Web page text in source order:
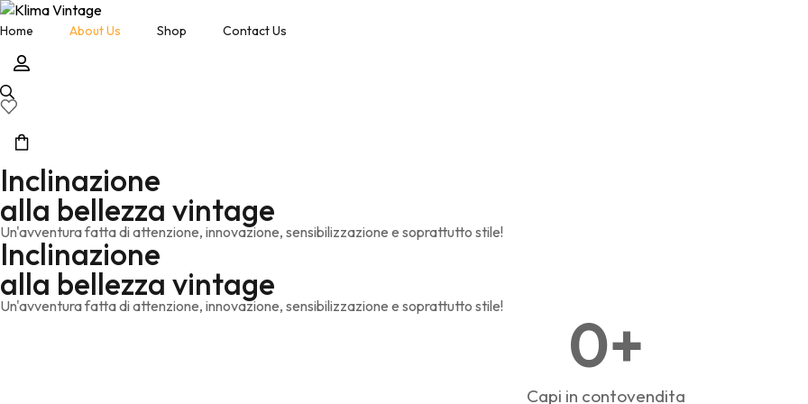
Home About Us Shop Contact Us
Inclinazione
alla bellezza vintage
Un'avventura fatta di attenzione, innovazione, sensibilizzazione e soprattutto stile!
Inclinazione
alla bellezza vintage
Un'avventura fatta di attenzione, innovazione, sensibilizzazione e soprattutto stile!
Capi in contovendita​
0+